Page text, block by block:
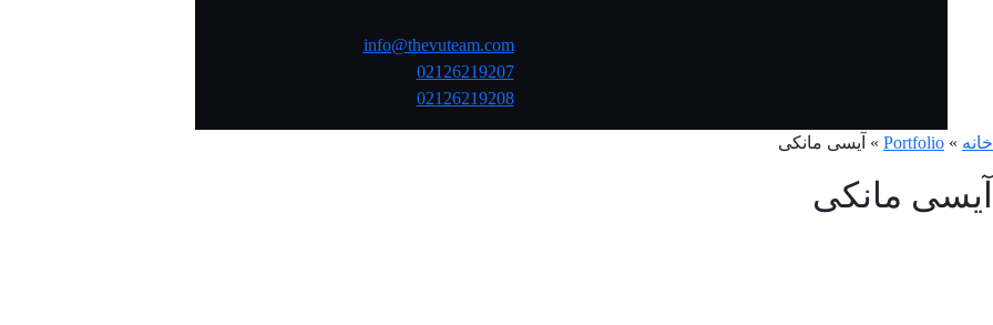
info@thevuteam.com
02126219207
02126219208
خانه »
Portfolio
» آیسی مانکی
آیسی مانکی